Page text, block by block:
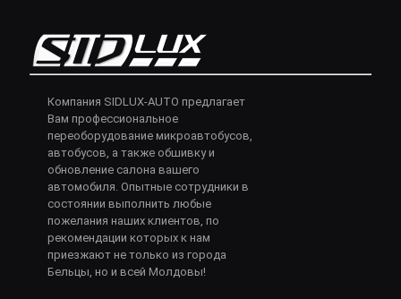
Компания SIDLUX-AUTO предлагает
Вам профессиональное
переоборудование микроавтобусов,
автобусов, а также обшивку и
обновление салона вашего
автомобиля. Опытные сотрудники в
состоянии выполнить любые
пожелания наших клиентов, по
рекомендации которых к нам
приезжают не только из города
Бельцы, но и всей Молдовы!